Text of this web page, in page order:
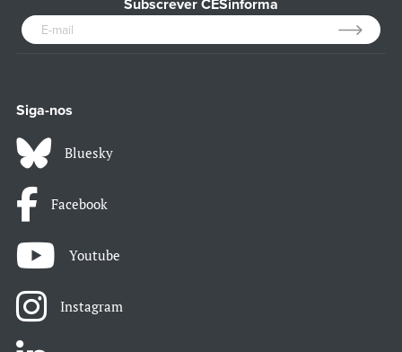
Subscrever CESinforma
Siga-nos
Bluesky
Facebook
Youtube
Instagram